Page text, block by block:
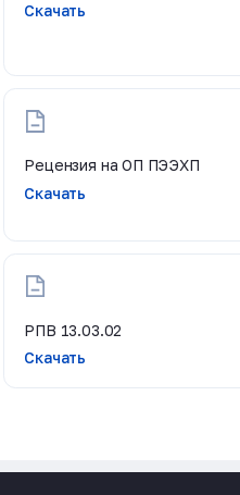
Скачать
Рецензия на ОП ПЭЭХП
Скачать
РПВ 13.03.02
Скачать